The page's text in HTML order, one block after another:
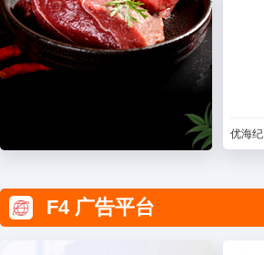
优海纪
F4 广告平台